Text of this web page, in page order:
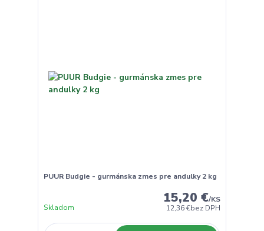
PUUR Budgie - gurmánska zmes pre andulky 2 kg
15,20 €/KS
12,36 €bez DPH
Skladom